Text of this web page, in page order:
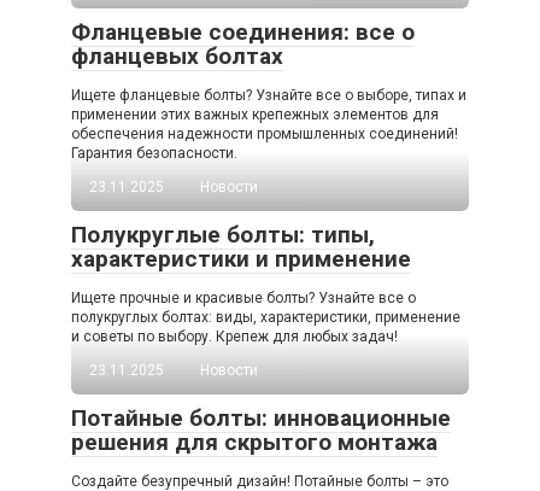
Фланцевые соединения: все о
фланцевых болтах
Ищете фланцевые болты? Узнайте все о выборе, типах и
применении этих важных крепежных элементов для
обеспечения надежности промышленных соединений!
Гарантия безопасности.
23.11.2025
Новости
Полукруглые болты: типы,
характеристики и применение
Ищете прочные и красивые болты? Узнайте все о
полукруглых болтах: виды, характеристики, применение
и советы по выбору. Крепеж для любых задач!
23.11.2025
Новости
Потайные болты: инновационные
решения для скрытого монтажа
Создайте безупречный дизайн! Потайные болты – это